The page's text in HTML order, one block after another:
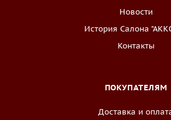
Новости
История Салона
Контакты
ПОКУПАТЕЛЯМ
Доставка и